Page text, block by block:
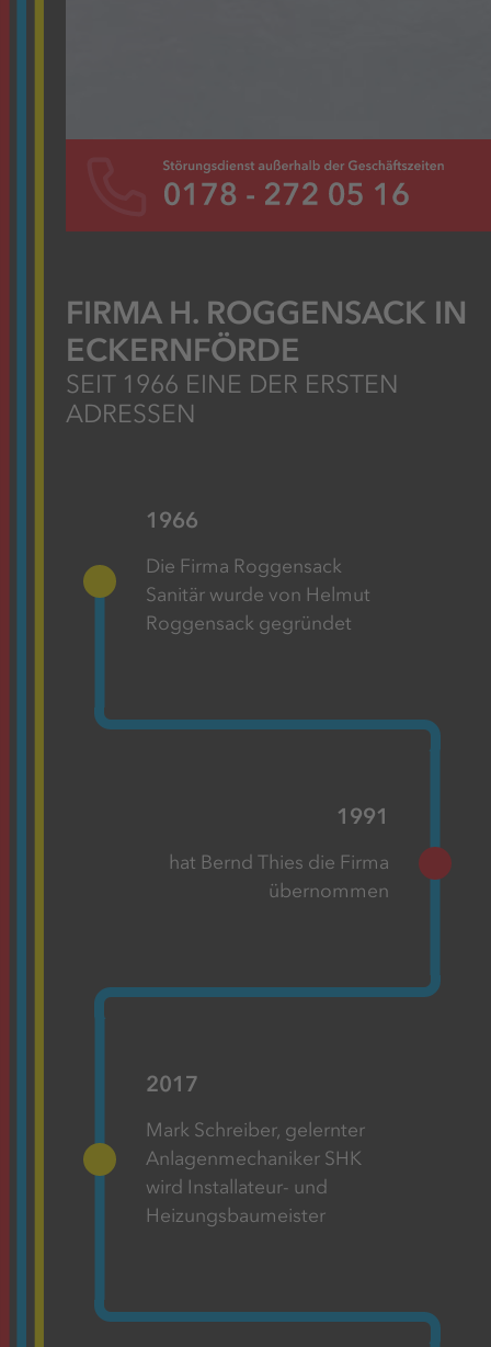
FIRMA H. ROGGENSACK IN
ECKERNFÖRDE
SEIT 1966 EINE DER ERSTEN
ADRESSEN
1966
Die Firma Roggensack
Sanitär wurde von Helmut
Roggensack gegründet
1991
hat Bernd Thies die Firma
übernommen
2017
Mark Schreiber, gelernter
Anlagenmechaniker SHK
wird Installateur- und
Heizungsbaumeister